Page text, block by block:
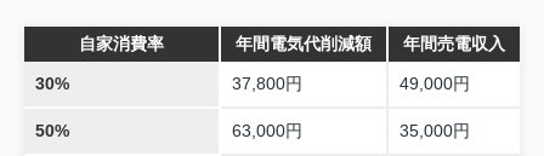
自家消費率 年間電気代削減額 年間売電収入
30% 37,800円 49,000円
50% 63,000円 35,000円